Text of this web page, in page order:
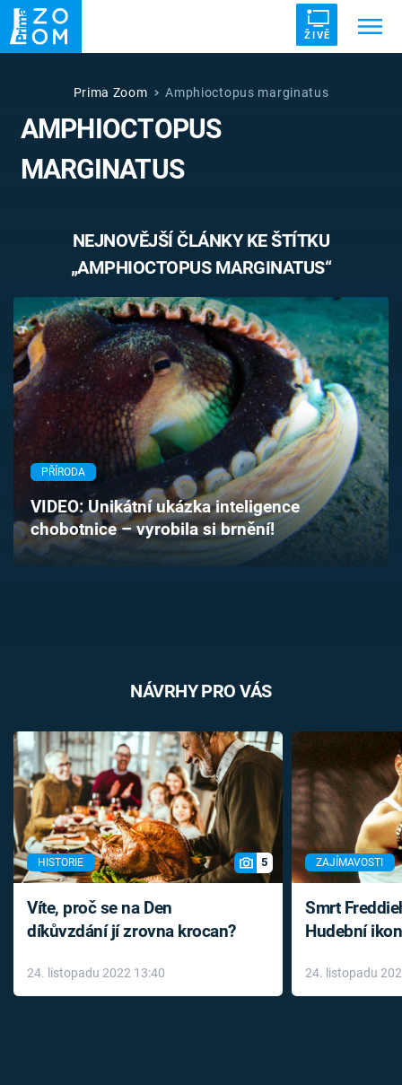
ŽIVĚ
ZRÁDCI DRUHÁ SVĚTOVÁ VÁLKA
ZÁHADY VETŘELCI DÁVNOVĚKU
Témata
Pořady
TV Program
Časopis
Sledujte prima+
Přihlášení
Prima Zoom Amphioctopus marginatus
AMPHIOCTOPUS
MARGINATUS
NEJNOVĚJŠÍ ČLÁNKY KE ŠTÍTKU
„AMPHIOCTOPUS MARGINATUS“
PŘÍRODA
VIDEO: Unikátní ukázka inteligence
chobotnice – vyrobila si brnění!
NÁVRHY PRO VÁS
HISTORIE 5
Víte, proč se na Den
díkůvzdání jí zrovna krocan?
24. listopadu 2022 13:40
ZAJÍMAVOSTI
Smrt
Hudební
léky
24. listopadu